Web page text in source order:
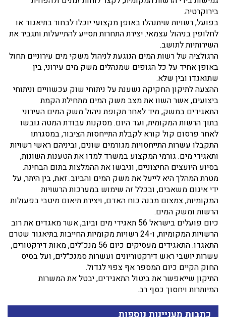
בירוקרטיה.
בפועל, רשויות שיתנהלו באופן מקצועי יוכלו לבחור בתיאגוד או
לחלופין בניהול עצמאי. יצירת התחרות תסייע להתייעלות ותגביר את
השירותיות לתושב.
הרגולציה של רשות המים הנוגעת לניהול משקי מים עירוניים תחול
באופן אחיד על כל הגופים שמנהלים משק מים עירוני, בין
שתואגדו ובין שלא.
ההצעה לתיקון החקיקה נשענת על ניתוחי שוק עכשוויים וניתוחי
ביצועים, אשר השוו את מצב משק המים מתחילת הקמת
התאגידים במשק, מיד לאחר תקופת ניהול משק המים העירוני
בתוך הרשות המקומית, ועד היום. מסקנות עבודת המטה גובשו
לאחר פרסום קול קורא לקבלת התייחסות הציבור, במסגרתו
התקבלו עשרות התייחסויות מגורמים שונים, וביניהם ראשי רשויות
ותאגידי מים. גורמי המקצוע במשרד למדו את הטענות השונות,
בסיוע היועצים החיצוניים, וגיבשו את ההמלצות בתום הבחינה.
מטרת המהלך היא לייעל את משק המים והביוב. זאת, בין היתר, על
ידי איגום משאבים, ובכלל זה שימוש במערכות הרשויות
המקומיות, צמצום מבנה כוח האדם, ויצירת תיאום מיטבי בפעולות
הרשות ומשק המים.
כיום פועלים בישראל 56 תאגידי מים וביוב, אשר מאגדים את רוב
הרשויות המקומיות, ו-24 רשויות מקומיות החייבות בתיאגוד שטרם
התאגדו. התאגידים מעסיקים כיום 56 מנכ״לים, מאות דירקטורים,
עשרות יושבי ראש דירקטוריונים ועשרות סמנכ״לים, ועל בסיס
החוק הקיים כיום המספר אף צפוי לגדול.
התיקון שייאפשר את ביטול התאגידים, יבטל את המשרות
המיותרות ויחסוך כסף רב.